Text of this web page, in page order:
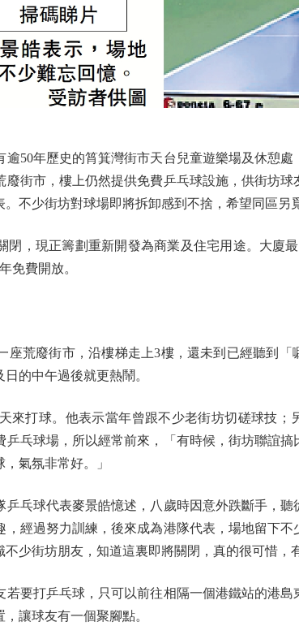
年歷史的筲箕灣街市天台兒童遊樂場及休憩處
街市，樓上仍然提供免費乒乓球設施，供街坊球
不少街坊對球場即將拆卸感到不捨，希望同區另
，現正籌劃重新開發為商業及住宅用途。大廈
免費開放。
荒廢街市，沿樓梯走上3樓，還未到已經聽到「
的中午過後就更熱鬧。
打球。他表示當年曾跟不少老街坊切磋球技；
乓球場，所以經常前來，「有時候，街坊聯誼
氣氛非常好。」
球代表麥景皓憶述，八歲時因意外跌斷手，聽
經過努力訓練，後來成為港隊代表，場地留下不
少街坊朋友，知道這裏即將關閉，真的很可惜，
打乒乓球，只可以前往相隔一個港鐵站的港島
讓球友有一個聚腳點。